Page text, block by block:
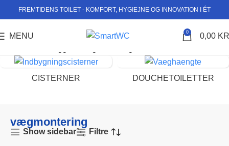
FREMTIDENS TOILET - KOMFORT, HYGIEJNE OG INNOVATION I ÉT
MENU 0 0,00
CISTERNER DOUCHETOILETTER
vægmontering
Show sidebar Filtre